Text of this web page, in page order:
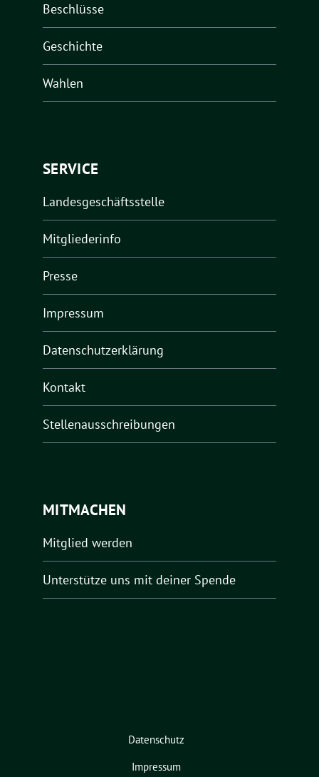
Beschlüsse
Geschichte
Wahlen
SERVICE
Landesgeschäftsstelle
Mitgliederinfo
Presse
Impressum
Datenschutzerklärung
Kontakt
Stellenausschreibungen
MITMACHEN
Mitglied werden
Unterstütze uns mit deiner Spende
Datenschutz
Impressum